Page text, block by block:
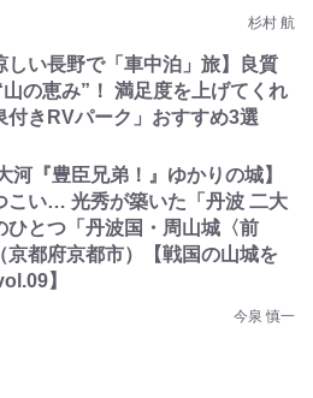
杉村 航
しい長野で「車中泊」旅】良質
の恵み”！ 満足度を上げてくれ
付きRVパーク」おすすめ3選
河『豊臣兄弟！』ゆかりの城】
こい… 光秀が築いた「丹波 二大
ひとつ「丹波国・周山城〈前
京都府京都市）【戦国の山城を
】
今泉 慎一